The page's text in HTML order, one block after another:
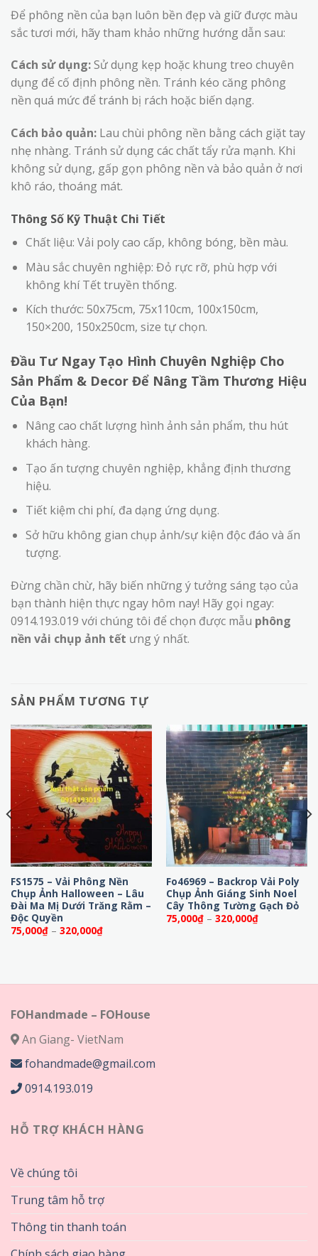
Để phông nền của bạn luôn bền đẹp và giữ được màu
sắc tươi mới, hãy tham khảo những hướng dẫn sau:
Cách sử dụng:Sử dụng kẹp hoặc khung treo chuyên
dụng để cố định phông nền. Tránh kéo căng phông
nền quá mức để tránh bị rách hoặc biến dạng.
Cách bảo quản: Lau chùi phông nền bằng cách giặt tay
nhẹ nhàng. Tránh sử dụng các chất tẩy rửa mạnh. Khi
không sử dụng, gấp gọn phông nền và bảo quản ở nơi
khô ráo, thoáng mát.
Thông Số Kỹ Thuật Chi Tiết
Chất liệu: Vải poly cao cấp, không bóng, bền màu.
Màu sắc chuyên nghiệp: Đỏ rực rỡ, phù hợp với
không khí Tết truyền thống.
Kích thước: 50x75cm, 75x110cm, 100x150cm,
150×200, 150x250cm, size tự chọn.
Đầu Tư Ngay Tạo Hình Chuyên Nghiệp Cho
Sản Phẩm & Decor Để Nâng Tầm Thương Hiệu
Của Bạn!
Nâng cao chất lượng hình ảnh sản phẩm, thu hút
khách hàng.
Tạo ấn tượng chuyên nghiệp, khẳng định thương
hiệu.
Tiết kiệm chi phí, đa dạng ứng dụng.
Sở hữu không gian chụp ảnh/sự kiện độc đáo và ấn
tượng.
Đừng chần chừ, hãy biến những ý tưởng sáng tạo của
bạn thành hiện thực ngay hôm nay! Hãy gọi ngay:
0914.193.019 với chúng tôi để chọn được mẫu phông
nền vải chụp ảnh tết ưng ý nhất.
SẢN PHẨM TƯƠNG TỰ
FS1575 – Vải Phông Nền
Chụp Ảnh Halloween – Lâu
Đài Ma Mị Dưới Trăng Rằm –
Độc Quyền
75,000₫ – 320,000₫Khoảng
giá:
Fo46969 – Backrop Vải Poly
Chụp Ảnh Giáng Sinh Noel
Cây Thông Tường Gạch Đỏ
75,000₫ – 320,000₫Khoảng
giá:
FOHandmade – FOHouse
An Giang- VietNam
fohandmade@gmail.com
0914.193.019
HỖ TRỢ KHÁCH HÀNG
Về chúng tôi
Trung tâm hỗ trợ
Thông tin thanh toán